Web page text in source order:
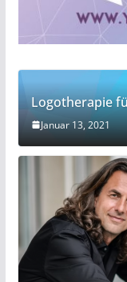
Logotherapie
Januar 13, 2021